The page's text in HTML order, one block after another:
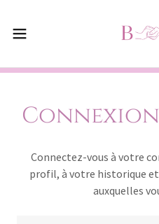
Connectez-vous à votre
profil, à votre historique
auxquelles